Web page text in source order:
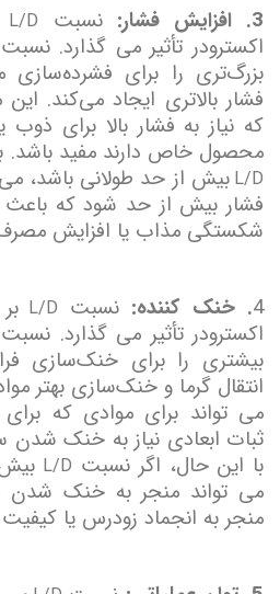
3. افزایش فشار:
نسبت L/D
اکسترودر تأثیر می گذارد. نسبت
بزرگ‌تری را برای فشرده‌سازی
فشار بالاتری ایجاد می‌کند.
که نیاز به فشار بالا برای
محصول خاص دارند مفید باشد.
L/D بیش از حد طولانی باشد،
فشار بیش از حد شود که باعث
شکستگی مذاب یا افزایش
4. خنک کننده: نسبت L/D
اکسترودر تأثیر می گذارد. نسبت
بیشتری را برای خنک‌سازی
انتقال گرما و خنک‌سازی بهتر
می تواند برای موادی که
ثبات ابعادی نیاز به خنک شدن
با این حال، اگر نسبت L/D
می تواند منجر به خنک
منجر به انجماد زودرس یا